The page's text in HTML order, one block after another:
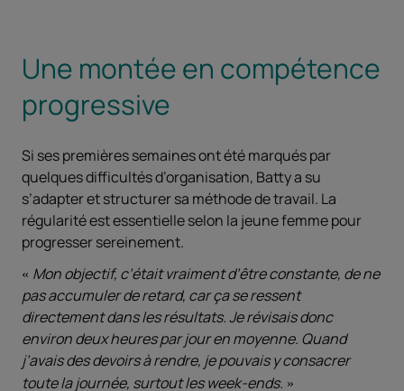
Une montée en compétence
progressive
Si ses premières semaines ont été marqués par
quelques difficultés d’organisation, Batty a su
s’adapter et structurer sa méthode de travail. La
régularité est essentielle selon la jeune femme pour
progresser sereinement.
Mon objectif, c’était vraiment d’être constante, de ne
pas accumuler de retard, car ça se ressent
directement dans les résultats. Je révisais donc
environ deux heures par jour en moyenne. Quand
j’avais des devoirs à rendre, je pouvais y consacrer
toute la journée, surtout les week-ends.